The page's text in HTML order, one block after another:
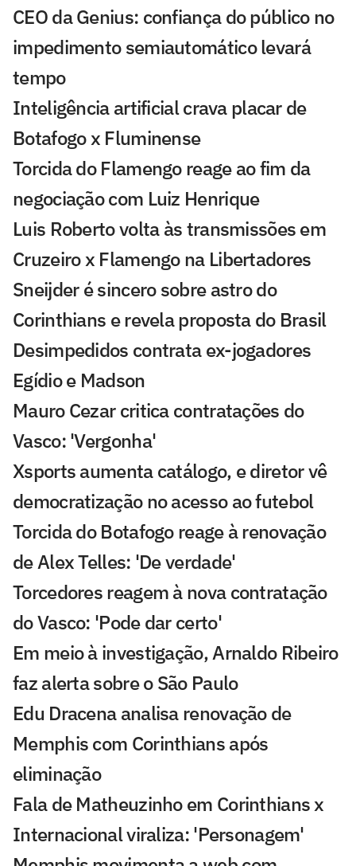
CEO da Genius: confiança do público no
impedimento semiautomático levará
tempo
Inteligência artificial crava placar de
Botafogo x Fluminense
Torcida do Flamengo reage ao fim da
negociação com Luiz Henrique
Luis Roberto volta às transmissões em
Cruzeiro x Flamengo na Libertadores
Sneijder é sincero sobre astro do
Corinthians e revela proposta do Brasil
Desimpedidos contrata ex-jogadores
Egídio e Madson
Mauro Cezar critica contratações do
Vasco: 'Vergonha'
Xsports aumenta catálogo, e diretor vê
democratização no acesso ao futebol
Torcida do Botafogo reage à renovação
de Alex Telles: 'De verdade'
Torcedores reagem à nova contratação
do Vasco: 'Pode dar certo'
Em meio à investigação, Arnaldo Ribeiro
faz alerta sobre o São Paulo
Edu Dracena analisa renovação de
Memphis com Corinthians após
eliminação
Fala de Matheuzinho em Corinthians x
Internacional viraliza: 'Personagem'